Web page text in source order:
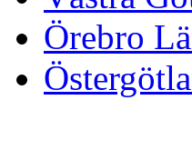
Örebro